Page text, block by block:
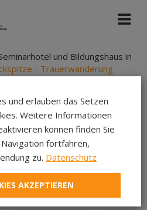
und Bildungshaus in
- Trauerwanderung
-
und erlauben das Setzen
Weitere Informationen
können finden Sie
fortfahren,
zu. Datenschutz
AKZEPTIEREN